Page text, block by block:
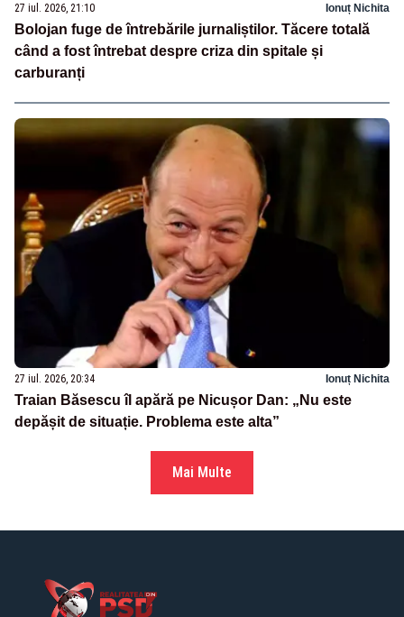
27 iul. 2026, 21:10 Ionuț Nichita
Bolojan fuge de întrebările jurnaliștilor. Tăcere totală
când a fost întrebat despre criza din spitale și
carburanți
27 iul. 2026, 20:34 Ionuț Nichita
Traian Băsescu îl apără pe Nicușor Dan: „Nu este
depășit de situație. Problema este alta”
Mai Multe